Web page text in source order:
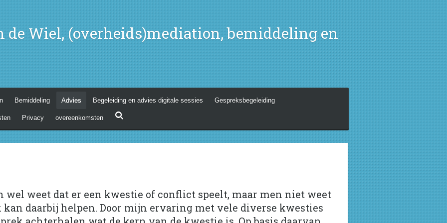
de Wiel, (overheids)mediation, bemiddeling en
Bemiddeling Advies Begeleiding en advies digitale sessies Gespreksbegeleiding
Privacy overeenkomsten
wel weet dat er een kwestie of conflict speelt, maar men niet weet
kan daarbij helpen. Door mijn ervaring met vele diverse kwesties